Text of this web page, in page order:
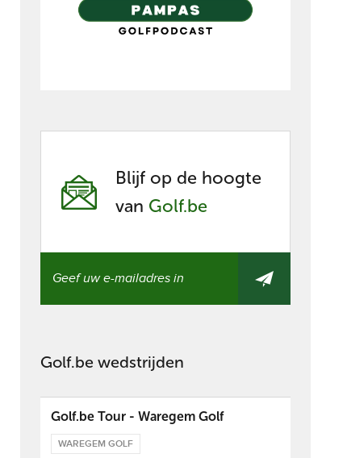
Blijf op de hoogte
van Golf.be
Golf.be wedstrijden
Golf.be Tour - Waregem Golf
WAREGEM GOLF